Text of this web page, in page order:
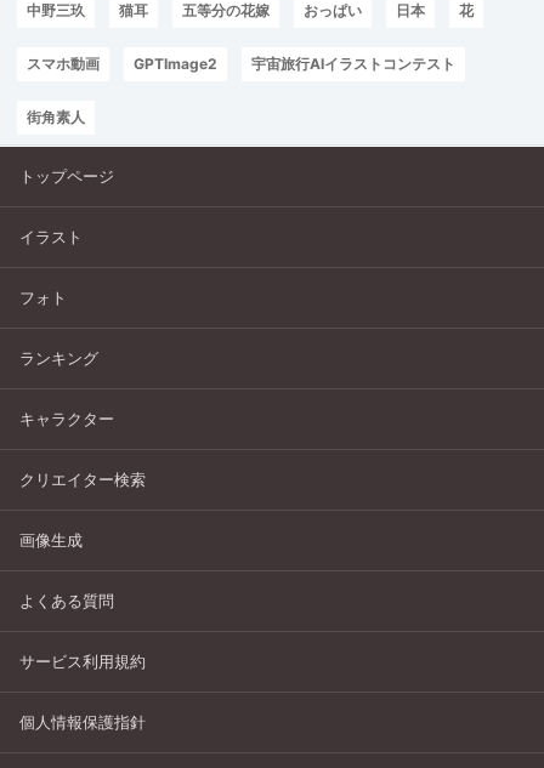
中野三玖 猫耳 五等分の花嫁 おっぱい 日本 花
スマホ動画 GPTImage2 宇宙旅行AIイラストコンテスト
街角素人
トップページ
イラスト
フォト
ランキング
キャラクター
クリエイター検索
画像生成
よくある質問
サービス利用規約
個人情報保護指針